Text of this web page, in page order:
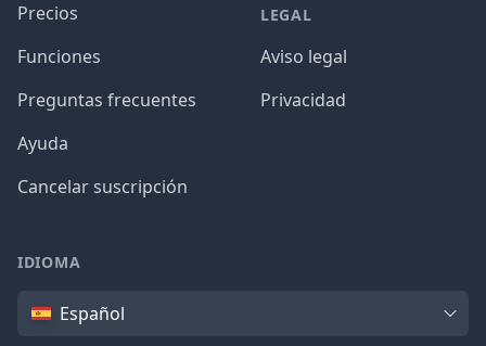
Precios
Funciones
Preguntas frecuentes
Ayuda
Cancelar suscripción
LEGAL
Aviso legal
Privacidad
IDIOMA
IdiomaEspañol